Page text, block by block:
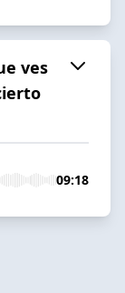
ves
09:18